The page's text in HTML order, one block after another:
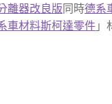
離器改良版同時德系
車材料斯柯達零件 」